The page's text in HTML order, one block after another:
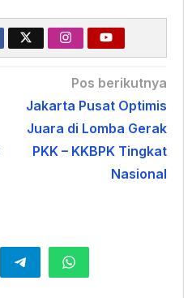
Pos berikutnya
Jakarta Pusat Optimis
Juara di Lomba Gerak
PKK – KKBPK Tingkat
Nasional